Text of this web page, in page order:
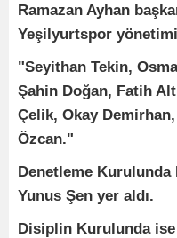
Ramazan Ayhan
Yeşilyurtspor
"Seyithan Tekin,
Şahin Doğan, Fatih
Çelik, Okay
Özcan."
Denetleme Kurulunda
Yunus Şen yer aldı.
Disiplin Kurulunda